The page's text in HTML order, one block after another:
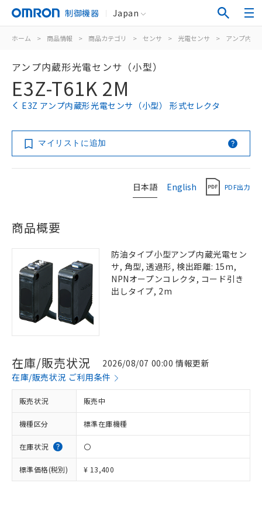
制御機器 Japan
ホーム > 商品情報 > 商品カテゴリ > センサ > 光電センサ > アンプ内蔵
アンプ内蔵形光電センサ（小型）
E3Z-T61K 2M
E3Z アンプ内蔵形光電センサ（小型） 形式セレクタ
マイリストに追加
日本語 English PDF出力
商品概要
防油タイプ小型アンプ内蔵光電セン
サ, 角型, 透過形, 検出距離: 15m,
NPNオープンコレクタ, コード引き
出しタイプ, 2m
在庫/販売状況
2026/08/07 00:00 情報更新
在庫/販売状況 ご利用条件
販売状況 販売中
機種区分 標準在庫機種
在庫状況 〇
標準価格(税別) ¥ 13,400